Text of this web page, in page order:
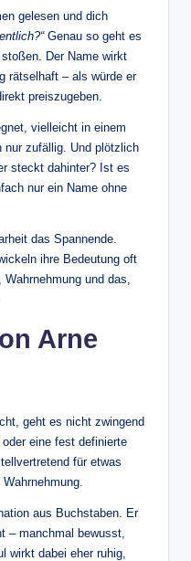
gelesen und dich
Genau so geht es
stoßen. Der Name wirkt
rätselhaft – als würde er
preiszugeben.
vielleicht in einem
nur zufällig. Und plötzlich
steckt dahinter? Ist es
nur ein Name ohne
das Spannende.
ihre Bedeutung oft
und das,
Arne
geht es nicht zwingend
eine fest definierte
für etwas
aus Buchstaben. Er
– manchmal bewusst,
wirkt dabei eher ruhig,